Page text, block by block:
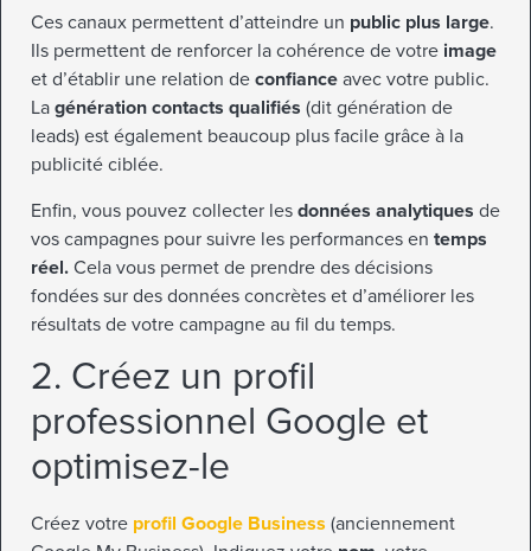
Ces canaux permettent d’atteindre un public plus large.
Ils permettent de renforcer la cohérence de votre image
et d’établir une relation de confiance avec votre public.
La génération contacts qualifiés (dit génération de
leads) est également beaucoup plus facile grâce à la
publicité ciblée.
Enfin, vous pouvez collecter les données analytiques de
vos campagnes pour suivre les performances en temps
réel. Cela vous permet de prendre des décisions
fondées sur des données concrètes et d’améliorer les
résultats de votre campagne au fil du temps.
2. Créez un profil
professionnel Google et
optimisez-le
Créez votre profil Google Business (anciennement